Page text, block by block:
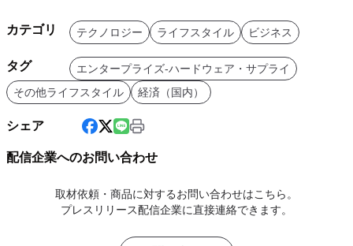
カテゴリ テクノロジー ライフスタイル ビジネス
タグ
エンタープライズ-ハードウェア・サプライ
その他ライフスタイル
経済（国内）
シェア
配信企業へのお問い合わせ
取材依頼・商品に対するお問い合わせはこちら。
プレスリリース配信企業に直接連絡できます。